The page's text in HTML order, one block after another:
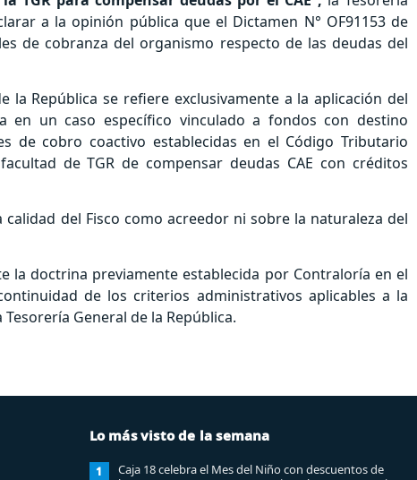
a la opinión pública que el Dictamen N° OF91153 de
de cobranza del organismo respecto de las deudas del
la República se refiere exclusivamente a la aplicación del
en un caso específico vinculado a fondos con destino
de cobro coactivo establecidas en el Código Tributario
de TGR de compensar deudas CAE con créditos
del Fisco como acreedor ni sobre la naturaleza del
la doctrina previamente establecida por Contraloría en el
de los criterios administrativos aplicables a la
General de la República.
Lo más visto de la semana
1
Caja 18 celebra el Mes del Niño con descuentos de